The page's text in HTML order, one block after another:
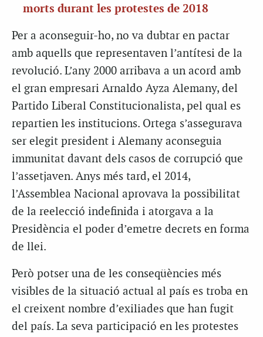
morts durant les protestes de 2018
Per a aconseguir-ho, no va dubtar en pactar
amb aquells que representaven l’antítesi de la
revolució. L’any 2000 arribava a un acord amb
el gran empresari Arnaldo Ayza Alemany, del
Partido Liberal Constitucionalista, pel qual es
repartien les institucions. Ortega s’assegurava
ser elegit president i Alemany aconseguia
immunitat davant dels casos de corrupció que
l’assetjaven. Anys més tard, el 2014,
l’Assemblea Nacional aprovava la possibilitat
de la reelecció indefinida i atorgava a la
Presidència el poder d’emetre decrets en forma
de llei.
Però potser una de les conseqüències més
visibles de la situació actual al país es troba en
el creixent nombre d’exiliades que han fugit
del país. La seva participació en les protestes